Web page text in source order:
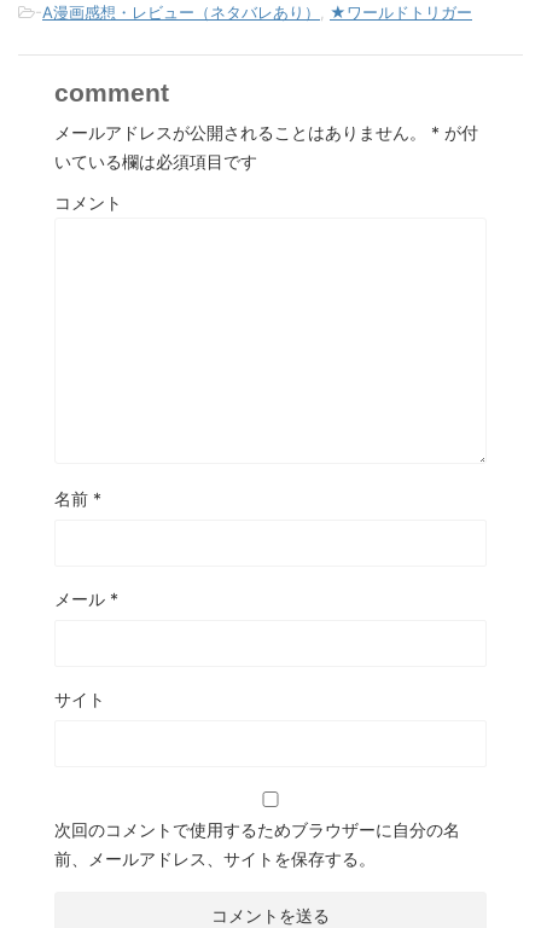
-A漫画感想・レビュー（ネタバレあり） ★ワールドトリガー
comment
メールアドレスが公開されることはありません。 * が付
いている欄は必須項目です
コメント
名前 *
メール *
サイト
次回のコメントで使用するためブラウザーに自分の名
前、メールアドレス、サイトを保存する。